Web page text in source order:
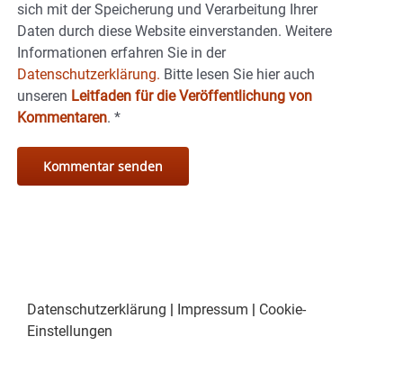
sich mit der Speicherung und Verarbeitung Ihrer
Daten durch diese Website einverstanden. Weitere
Informationen erfahren Sie in der
Datenschutzerklärung. Bitte lesen Sie hier auch
unseren Leitfaden für die Veröffentlichung von
Kommentaren. *
Datenschutzerklärung Impressum
Cookie-
Einstellungen